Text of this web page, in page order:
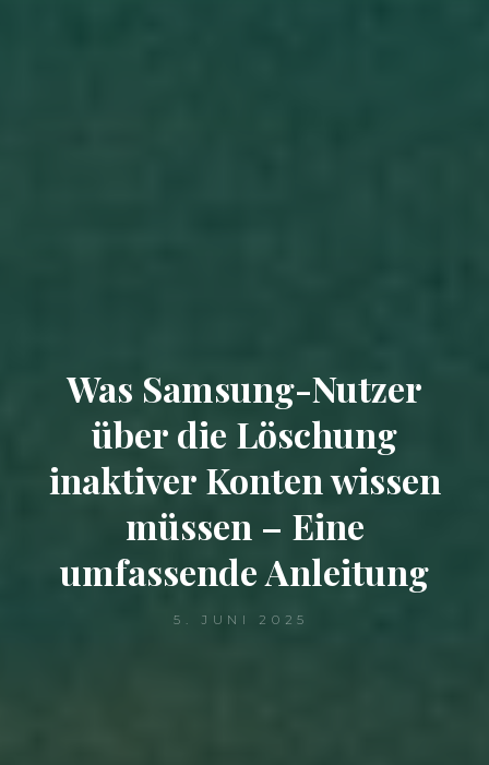
Was Samsung-Nutzer
über die Löschung
inaktiver Konten wissen
müssen – Eine
umfassende Anleitung
5. JUNI 2025